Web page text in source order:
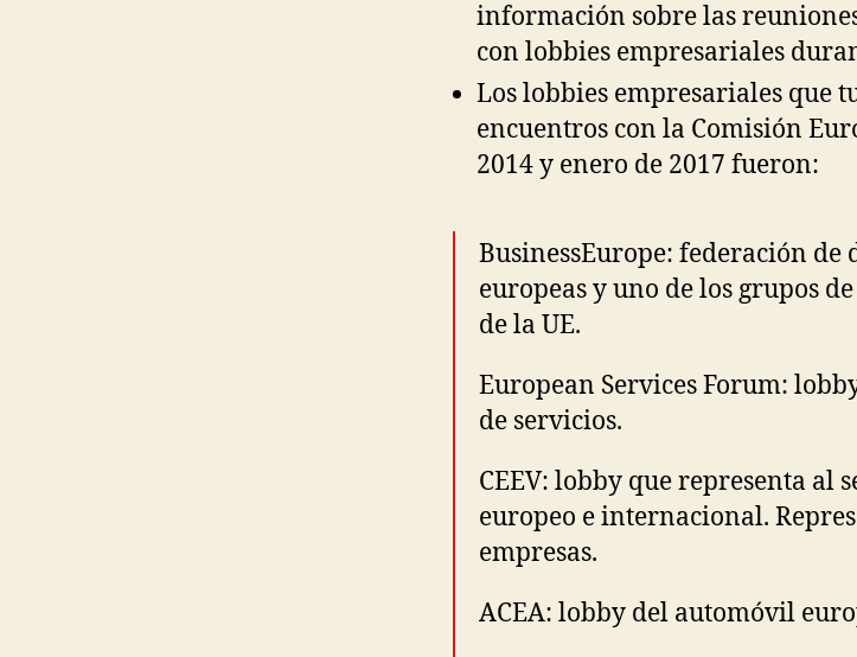
información sobre las
con lobbies empresariales
Los lobbies empresariales que
encuentros con la Comisión
2014 y enero de 2017 fueron:
BusinessEurope: federación
europeas y uno de los grupos
de la UE.
European Services Forum:
de servicios.
CEEV: lobby que representa al
europeo e internacional.
empresas.
ACEA: lobby del automóvil